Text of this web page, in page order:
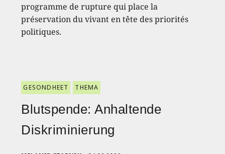
programme de rupture qui place la
préservation du vivant en tête des priorités
politiques.
GESONDHEET THEMA
Blutspende: Anhaltende
Diskriminierung